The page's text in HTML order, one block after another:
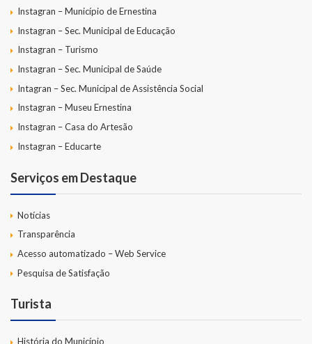
Instagran – Município de Ernestina
Instagran – Sec. Municipal de Educação
Instagran – Turismo
Instagran – Sec. Municipal de Saúde
Intagran – Sec. Municipal de Assistência Social
Instagran – Museu Ernestina
Instagran – Casa do Artesão
Instagran – Educarte
Serviços em Destaque
Notícias
Transparência
Acesso automatizado – Web Service
Pesquisa de Satisfação
Turista
História do Município